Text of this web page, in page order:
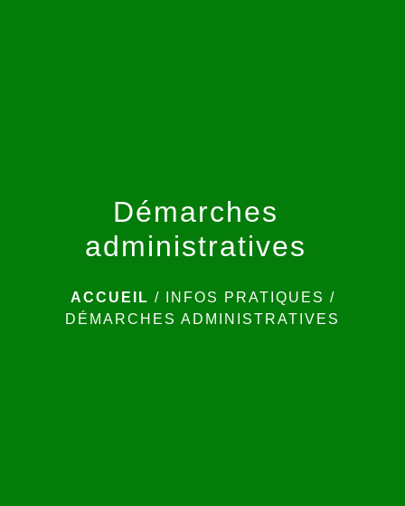
Démarches
administratives
ACCUEIL / INFOS PRATIQUES /
DÉMARCHES ADMINISTRATIVES